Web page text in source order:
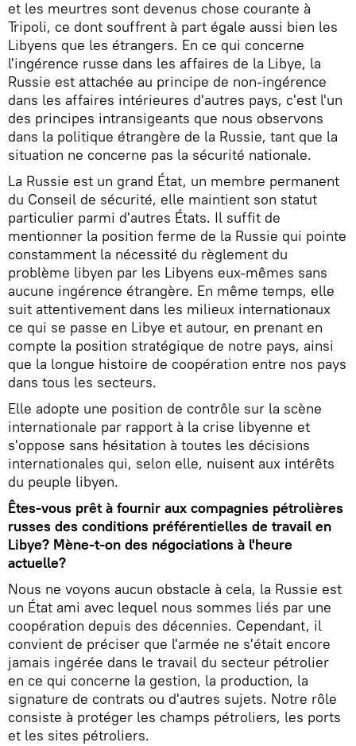
et les meurtres sont devenus chose courante à
Tripoli, ce dont souffrent à part égale aussi bien les
Libyens que les étrangers. En ce qui concerne
l'ingérence russe dans les affaires de la Libye, la
Russie est attachée au principe de non-ingérence
dans les affaires intérieures d'autres pays, c'est l'un
des principes intransigeants que nous observons
dans la politique étrangère de la Russie, tant que la
situation ne concerne pas la sécurité nationale.
La Russie est un grand État, un membre permanent
du Conseil de sécurité, elle maintient son statut
particulier parmi d'autres États. Il suffit de
mentionner la position ferme de la Russie qui pointe
constamment la nécessité du règlement du
problème libyen par les Libyens eux-mêmes sans
aucune ingérence étrangère. En même temps, elle
suit attentivement dans les milieux internationaux
ce qui se passe en Libye et autour, en prenant en
compte la position stratégique de notre pays, ainsi
que la longue histoire de coopération entre nos pays
dans tous les secteurs.
Elle adopte une position de contrôle sur la scène
internationale par rapport à la crise libyenne et
s'oppose sans hésitation à toutes les décisions
internationales qui, selon elle, nuisent aux intérêts
du peuple libyen.
Êtes-vous prêt à fournir aux compagnies pétrolières
russes des conditions préférentielles de travail en
Libye? Mène-t-on des négociations à l'heure
actuelle?
Nous ne voyons aucun obstacle à cela, la Russie est
un État ami avec lequel nous sommes liés par une
coopération depuis des décennies. Cependant, il
convient de préciser que l'armée ne s'était encore
jamais ingérée dans le travail du secteur pétrolier
en ce qui concerne la gestion, la production, la
signature de contrats ou d'autres sujets. Notre rôle
consiste à protéger les champs pétroliers, les ports
et les sites pétroliers.